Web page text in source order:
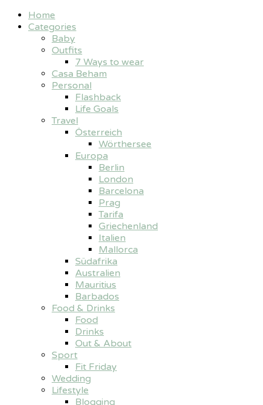
Home
Categories
Baby
Outfits
7 Ways to wear
Casa Beham
Personal
Flashback
Life Goals
Travel
Österreich
Wörthersee
Europa
Berlin
London
Barcelona
Prag
Tarifa
Griechenland
Italien
Mallorca
Südafrika
Australien
Mauritius
Barbados
Food & Drinks
Food
Drinks
Out & About
Sport
Fit Friday
Wedding
Lifestyle
Blogging